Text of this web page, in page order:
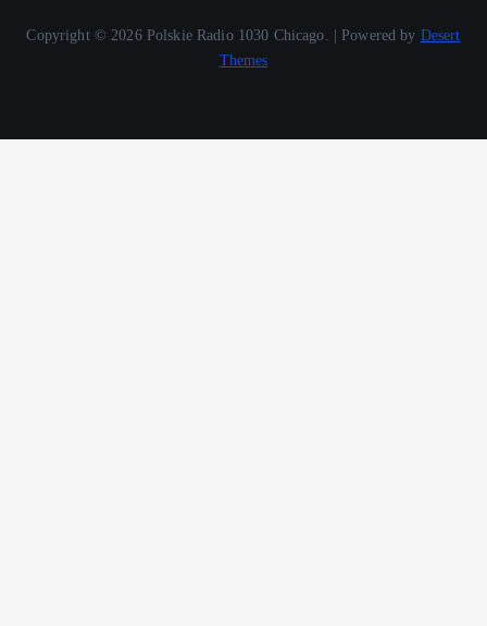
Copyright © 2026 Polskie Radio 1030 Chicago. | Powered by Desert
Themes